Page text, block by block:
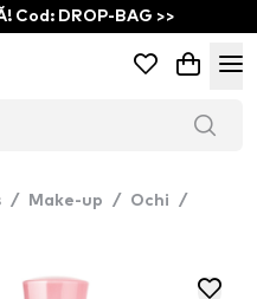
Cod: DROP-BAG >>
/ Make-up / Ochi
/